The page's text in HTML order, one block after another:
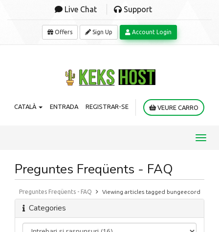
Live Chat Support
Offers Sign Up Account Login
CATALÀ ENTRADA REGISTRAR-SE VEURE CARRO
Preguntes Freqüents - FAQ
Preguntes Freqüents - FAQ Viewing articles tagged bungeecord
Categories